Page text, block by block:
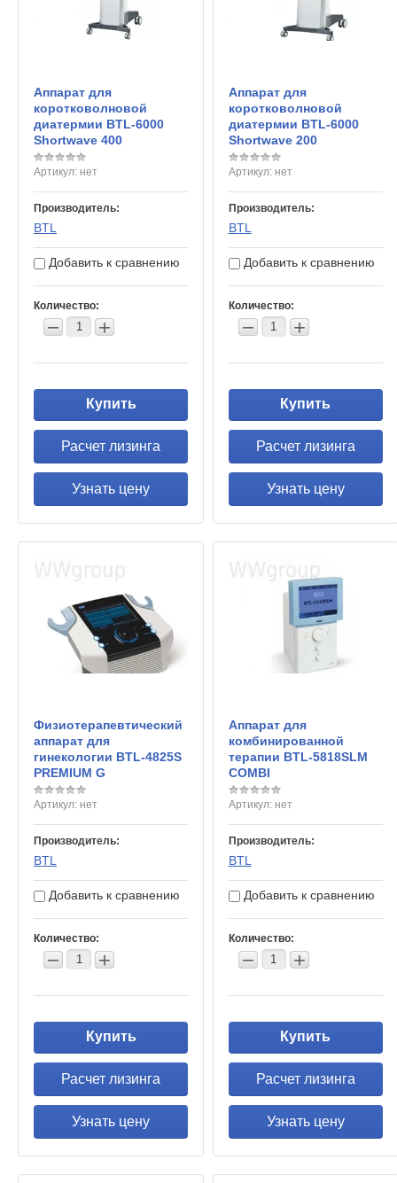
Аппарат для
коротковолновой
диатермии BTL-6000
Shortwave 400
Артикул: нет
Производитель:
BTL
Добавить к сравнению
Количество:
− +
Купить
Расчет лизинга
Узнать цену
Аппарат для
коротковолновой
диатермии BTL-6000
Shortwave 200
Артикул:нет
Производитель:
BTL
Добавить к сравнению
Количество:
− +
Купить
Расчет лизинга
Узнать цену
Физиотерапевтический
аппарат для
гинекологии BTL-4825S
PREMIUM G
Артикул: нет
Производитель:
BTL
Добавить к сравнению
Количество:
− +
Купить
Расчет лизинга
Узнать цену
Аппарат для
комбинированной
терапии BTL-5818SLM
COMBI
Артикул:нет
Производитель:
BTL
Добавить к сравнению
Количество:
− +
Купить
Расчет лизинга
Узнать цену